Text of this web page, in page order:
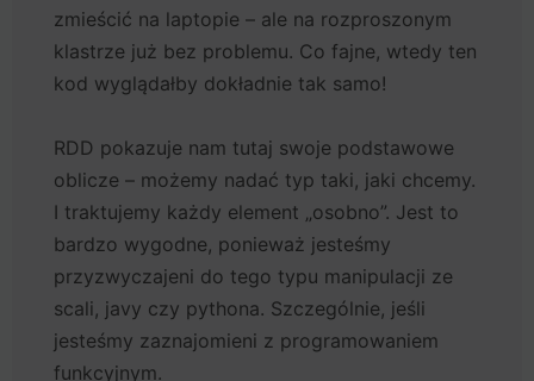
zmieścić na laptopie – ale na rozproszonym
klastrze już bez problemu. Co fajne, wtedy ten
kod wyglądałby dokładnie tak samo!
RDD pokazuje nam tutaj swoje podstawowe
oblicze – możemy nadać typ taki, jaki chcemy.
I traktujemy każdy element „osobno”. Jest to
bardzo wygodne, ponieważ jesteśmy
przyzwyczajeni do tego typu manipulacji ze
scali, javy czy pythona. Szczególnie, jeśli
jesteśmy zaznajomieni z programowaniem
funkcyjnym.